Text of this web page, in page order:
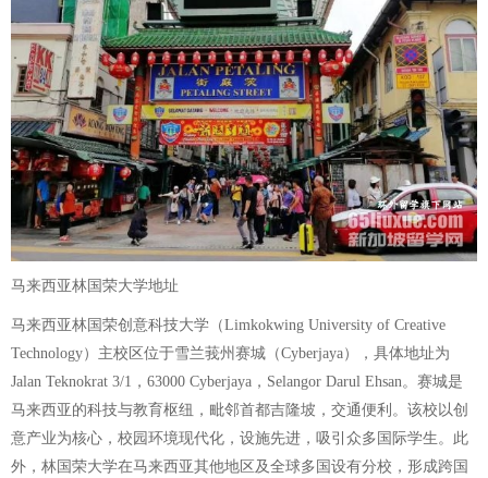
马来西亚林国荣大学地址
马来西亚林国荣创意科技大学（Limkokwing University of Creative
Technology）主校区位于雪兰莪州赛城（Cyberjaya），具体地址为
Jalan Teknokrat 3/1，63000 Cyberjaya，Selangor Darul Ehsan。赛城是
马来西亚的科技与教育枢纽，毗邻首都吉隆坡，交通便利。该校以创
意产业为核心，校园环境现代化，设施先进，吸引众多国际学生。此
外，林国荣大学在马来西亚其他地区及全球多国设有分校，形成跨国